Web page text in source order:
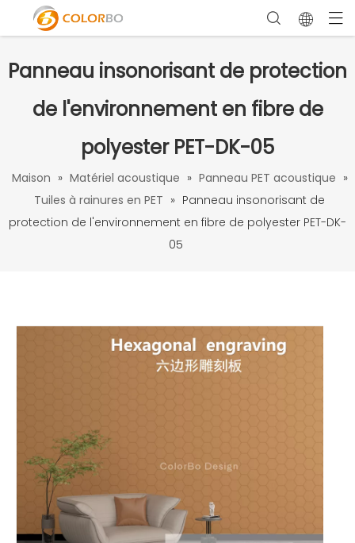
Panneau insonorisant de protection
de l'environnement en fibre de
polyester PET-DK-05
Maison » Matériel acoustique » Panneau PET acoustique »
Tuiles à rainures en PET » Panneau insonorisant de
protection de l'environnement en fibre de polyester PET-DK-
05